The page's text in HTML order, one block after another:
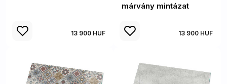
13 900 HUF
márvány mintázat
13 900 HUF